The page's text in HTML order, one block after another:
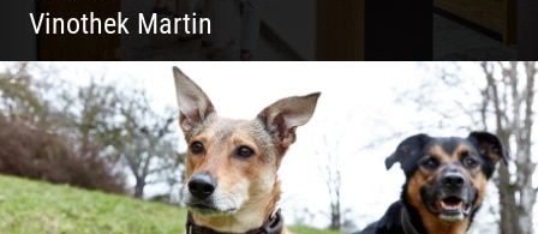
Vinothek Martin
Shooting Vinothek und Ferienwohnung